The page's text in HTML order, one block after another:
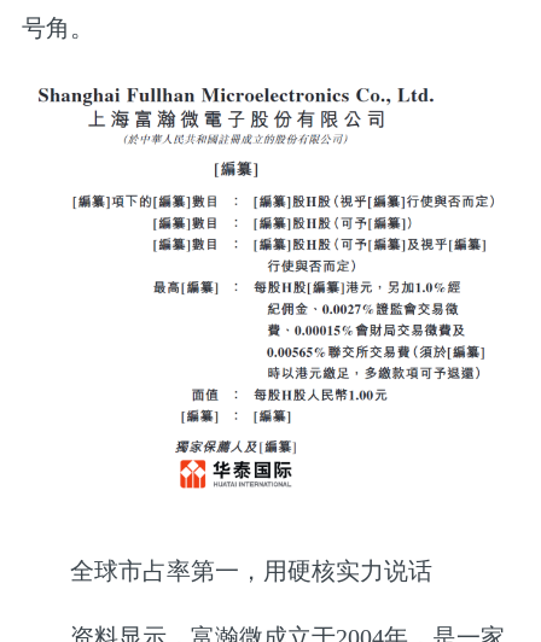
号角。
全球市占率第一，用硬核实力说话